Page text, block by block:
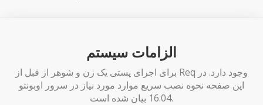
الزامات سیستم
برای اجرای پستی یک زن و شوهر از قبل از Req وجود دارد. در
این صفحه نحوه نصب سریع موارد مورد نیاز در سرور اوبونتو
16.04 بیان شده است.